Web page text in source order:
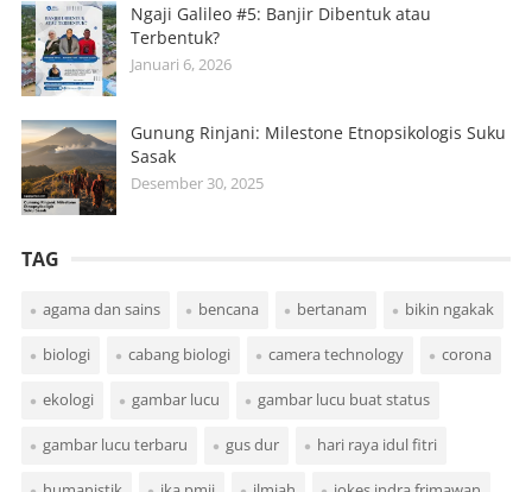
Ngaji Galileo #5: Banjir Dibentuk atau
Terbentuk?
Januari 6, 2026
Gunung Rinjani: Milestone Etnopsikologis Suku
Sasak
Desember 30, 2025
TAG
agama dan sains bencana bertanam bikin ngakak
biologi cabang biologi camera technology corona
ekologi gambar lucu gambar lucu buat status
gambar lucu terbaru gus dur hari raya idul fitri